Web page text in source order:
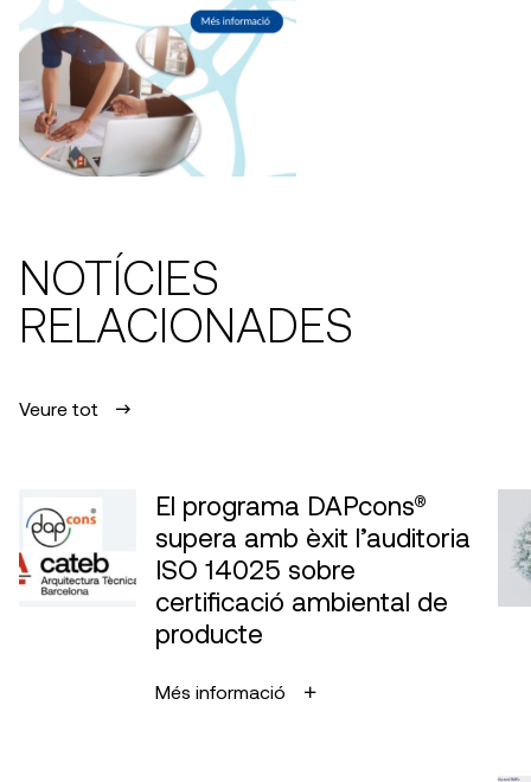
NOTÍCIES
RELACIONADES
Veure tot
El programa DAPcons®
supera amb èxit l’auditoria
ISO 14025 sobre
certificació ambiental de
producte
Més informació